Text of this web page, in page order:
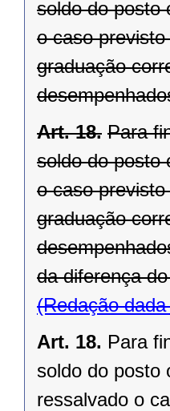
soldo do posto
o caso
graduação
Art. 18. Para
soldo do posto
o caso
graduação
da diferença
(Redação
Art. 18. Para
soldo do posto
ressalvado o